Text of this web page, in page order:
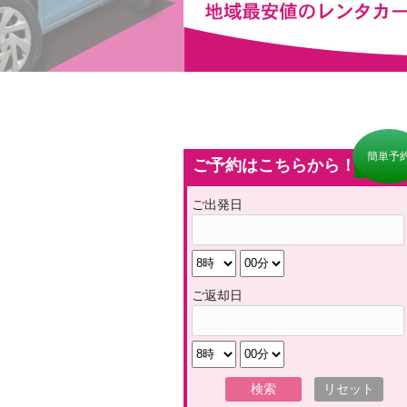
簡単予
ご予約はこちらから！
ご出発日
ご返却日